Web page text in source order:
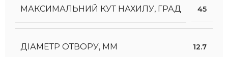
МАКСИМАЛЬНИЙ КУТ НАХИЛУ, ГРАД 45
ДІАМЕТР ОТВОРУ, ММ 12.7